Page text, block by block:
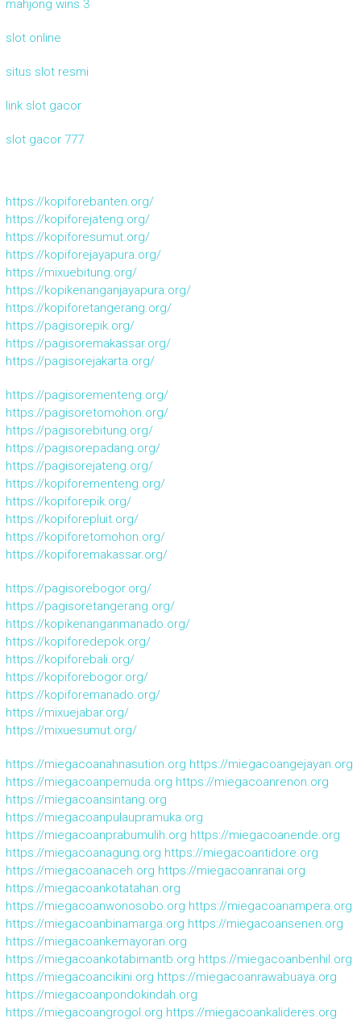
mahjong wins 3
slot online
situs slot resmi
link slot gacor
slot gacor 777
https://kopiforebanten.org/
https://kopiforejateng.org/
https://kopiforesumut.org/
https://kopiforejayapura.org/
https://mixuebitung.org/
https://kopikenanganjayapura.org/
https://kopiforetangerang.org/
https://pagisorepik.org/
https://pagisoremakassar.org/
https://pagisorejakarta.org/
https://pagisorementeng.org/
https://pagisoretomohon.org/
https://pagisorebitung.org/
https://pagisorepadang.org/
https://pagisorejateng.org/
https://kopiforementeng.org/
https://kopiforepik.org/
https://kopiforepluit.org/
https://kopiforetomohon.org/
https://kopiforemakassar.org/
https://pagisorebogor.org/
https://pagisoretangerang.org/
https://kopikenanganmanado.org/
https://kopiforedepok.org/
https://kopiforebali.org/
https://kopiforebogor.org/
https://kopiforemanado.org/
https://mixuejabar.org/
https://mixuesumut.org/
https://miegacoanahnasution.org https://miegacoangejayan.org
https://miegacoanpemuda.org https://miegacoanrenon.org
https://miegacoansintang.org
https://miegacoanpulaupramuka.org
https://miegacoanprabumulih.org https://miegacoanende.org
https://miegacoanagung.org https://miegacoantidore.org
https://miegacoanaceh.org https://miegacoanranai.org
https://miegacoankotatahan.org
https://miegacoanwonosobo.org https://miegacoanampera.org
https://miegacoanbinamarga.org https://miegacoansenen.org
https://miegacoankemayoran.org
https://miegacoankotabimantb.org https://miegacoanbenhil.org
https://miegacoancikini.org https://miegacoanrawabuaya.org
https://miegacoanpondokindah.org
https://miegacoangrogol.org https://miegacoankalideres.org